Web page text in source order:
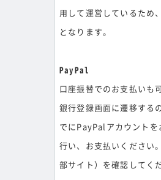
用して運営しているため
となります。
PayPal
口座振替でのお支払いも
銀行登録画面に遷移する
でにPayPalアカウント
行い、お支払いください
部サイト）を確認してく